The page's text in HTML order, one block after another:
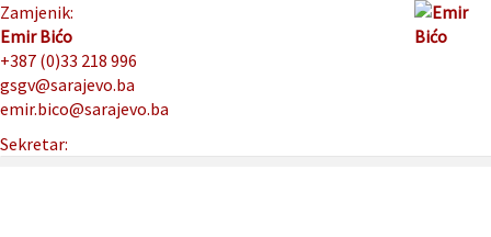
Zamjenik:
Emir Bićo
+387 (0)33 218 996
gsgv@sarajevo.ba
emir.bico@sarajevo.ba
Sekretar: